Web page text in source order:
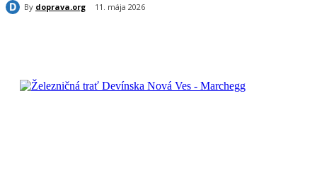
By doprava.org 11. mája 2026